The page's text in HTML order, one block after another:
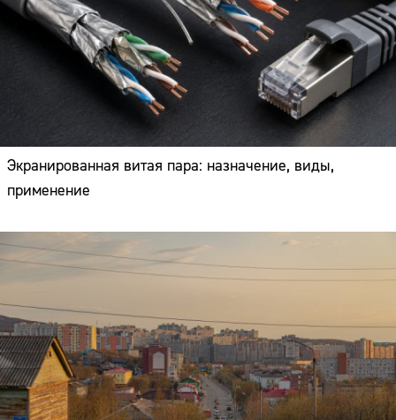
Экранированная витая пара: назначение, виды,
применение